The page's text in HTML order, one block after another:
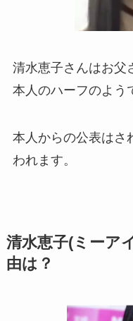
清水恵子さんはお父
本人のハーフのよう
本人からの公表はさ
われます。
清水恵子(ミーア
由は？